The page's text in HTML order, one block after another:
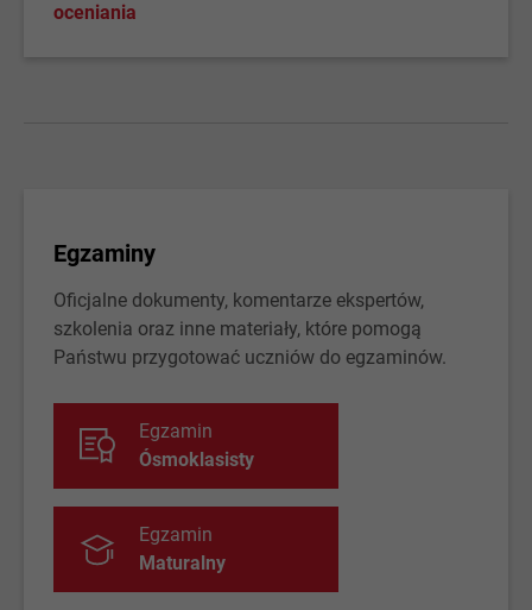
oceniania
Egzaminy
Oficjalne dokumenty, komentarze ekspertów,
szkolenia oraz inne materiały, które pomogą
Państwu przygotować uczniów do egzaminów.
Egzamin
Ósmoklasisty
Egzamin
Maturalny